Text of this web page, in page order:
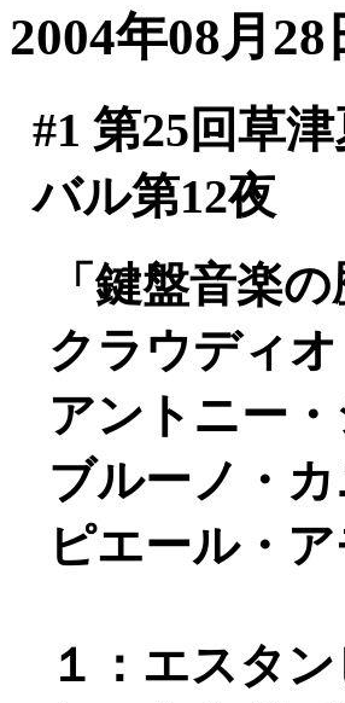
2004年08月28
#1 第25回草
バル第12夜
「鍵盤音楽の
クラウディ
アントニー
ブルーノ・
ピエール・
１：エスタ